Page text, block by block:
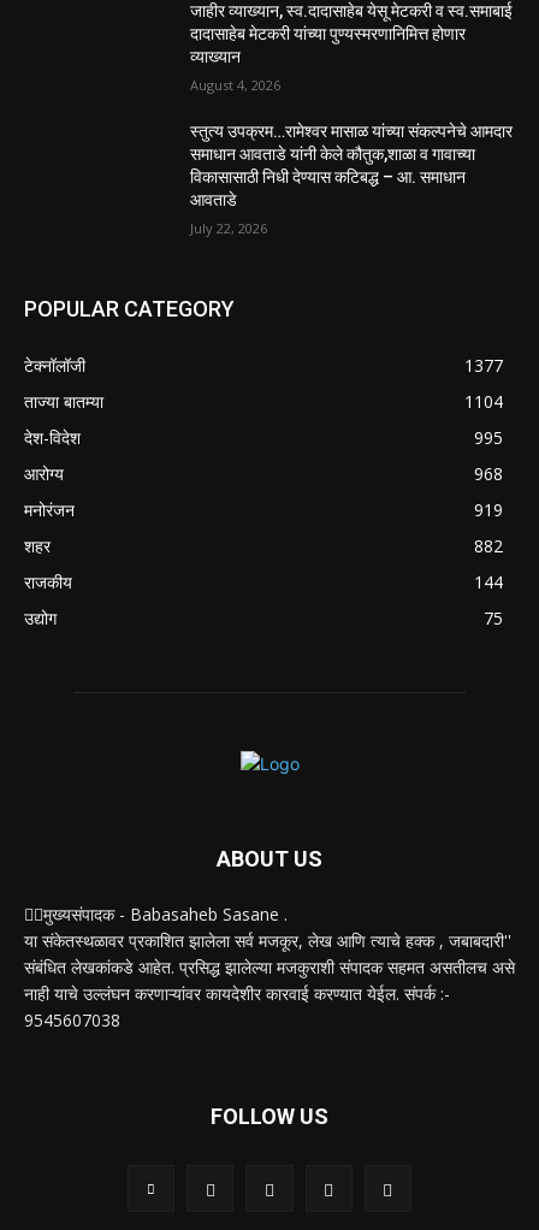
जाहीर व्याख्यान, स्व.दादासाहेब येसू मेटकरी व स्व.समाबाई
दादासाहेब मेटकरी यांच्या पुण्यस्मरणानिमित्त होणार
व्याख्यान
August 4, 2026
स्तुत्य उपक्रम…रामेश्वर मासाळ यांच्या संकल्पनेचे आमदार
समाधान आवताडे यांनी केले कौतुक,शाळा व गावाच्या
विकासासाठी निधी देण्यास कटिबद्ध – आ. समाधान
आवताडे
July 22, 2026
POPULAR CATEGORY
टेक्नॉलॉजी
1377
ताज्या बातम्या
1104
देश-विदेश
995
आरोग्य
968
मनोरंजन
919
शहर
882
राजकीय
144
उद्योग
75
ABOUT US
✍🏻मुख्यसंपादक - Babasaheb Sasane .
या संकेतस्थळावर प्रकाशित झालेला सर्व मजकूर, लेख आणि त्याचे हक्क , जबाबदारी''
संबंधित लेखकांकडे आहेत. प्रसिद्ध झालेल्या मजकुराशी संपादक सहमत असतीलच असे
नाही याचे उल्लंघन करणाऱ्यांवर कायदेशीर कारवाई करण्यात येईल. संपर्क :-
9545607038
FOLLOW US